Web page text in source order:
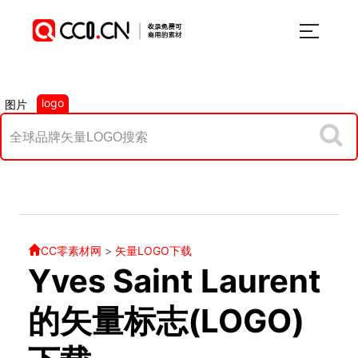
图片 logo
CC零素材网 > 矢量LOGO下载
Yves Saint Laurent
的矢量标志(LOGO)